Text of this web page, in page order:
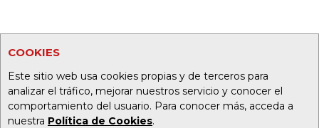
COOKIES
Este sitio web usa cookies propias y de terceros para
analizar el tráfico, mejorar nuestros servicio y conocer el
comportamiento del usuario. Para conocer más, acceda a
nuestra Política de Cookies.